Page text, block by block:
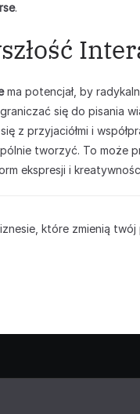
.
ma potencjał, by
się do pisania
z przyjaciółmi i
tworzyć. To może
ekspresji i
które zmienią